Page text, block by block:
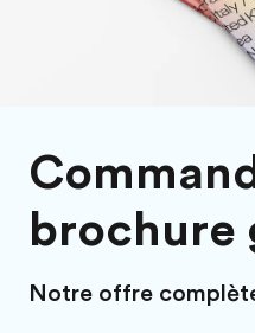
Rejoignez nos équipes
brochure
Notre offre